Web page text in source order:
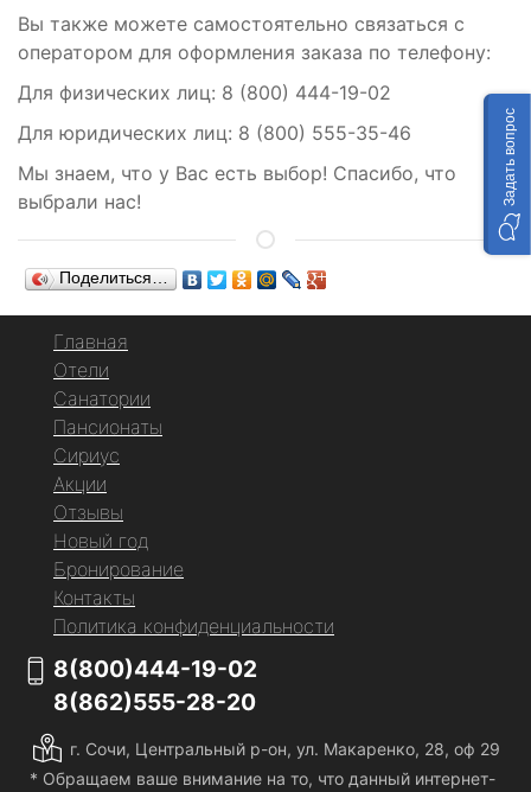
Вы также можете самостоятельно связаться с
оператором для оформления заказа по телефону:
Для физических лиц: 8 (800) 444-19-02
Для юридических лиц: 8 (800) 555-35-46
Мы знаем, что у Вас есть выбор! Спасибо, что
выбрали нас!
Поделиться…
Главная
Отели
Санатории
Пансионаты
Сириус
Акции
Отзывы
Новый год
Бронирование
Контакты
Политика конфиденциальности
8(800)444-19-02
8(862)555-28-20
г. Сочи, Центральный р-он, ул. Макаренко, 28, оф 29
* Обращаем ваше внимание на то, что данный интернет-
Задать вопрос